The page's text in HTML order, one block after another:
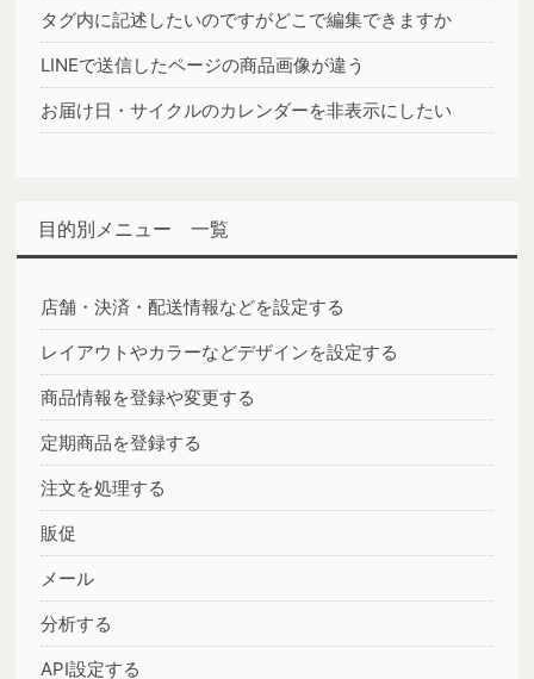
タグ内に記述したいのですがどこで編集できますか
LINEで送信したページの商品画像が違う
お届け日・サイクルのカレンダーを非表示にしたい
目的別メニュー 一覧
店舗・決済・配送情報などを設定する
レイアウトやカラーなどデザインを設定する
商品情報を登録や変更する
定期商品を登録する
注文を処理する
販促
メール
分析する
API設定する